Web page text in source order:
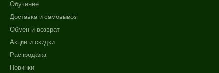
Обучение
Доставка и самовывоз
Обмен и возврат
Акции и скидки
Распродажа
Новинки